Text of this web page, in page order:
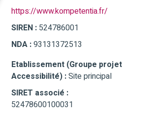
https://www.kompetentia.fr/
SIREN : 524786001
NDA :93131372513
Etablissement (Groupe projet
Accessibilité) :Site principal
SIRET associé :
52478600100031